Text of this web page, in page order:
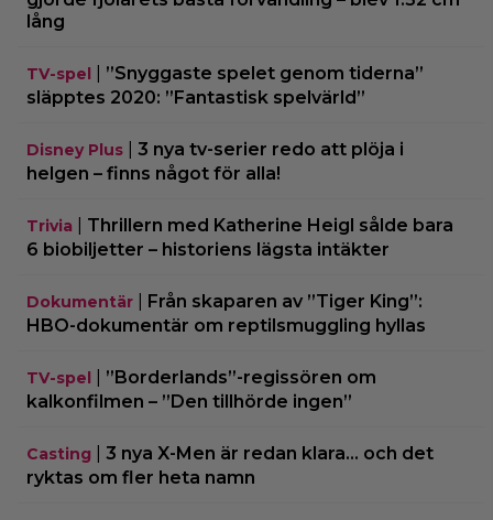
lång
TV-spel
”Snyggaste spelet genom tiderna”
släpptes 2020: ”Fantastisk spelvärld”
Disney Plus
3 nya tv-serier redo att plöja i
helgen – finns något för alla!
Trivia
Thrillern med Katherine Heigl sålde bara
6 biobiljetter – historiens lägsta intäkter
Dokumentär
Från skaparen av ”Tiger King”:
HBO-dokumentär om reptilsmuggling hyllas
TV-spel
”Borderlands”-regissören om
kalkonfilmen – ”Den tillhörde ingen”
Casting
3 nya X-Men är redan klara… och det
ryktas om fler heta namn